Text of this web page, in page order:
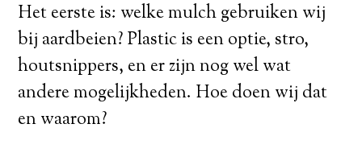
Het eerste is: welke mulch gebruiken wij
bij aardbeien? Plastic is een optie, stro,
houtsnippers, en er zijn nog wel wat
andere mogelijkheden. Hoe doen wij dat
en waarom?